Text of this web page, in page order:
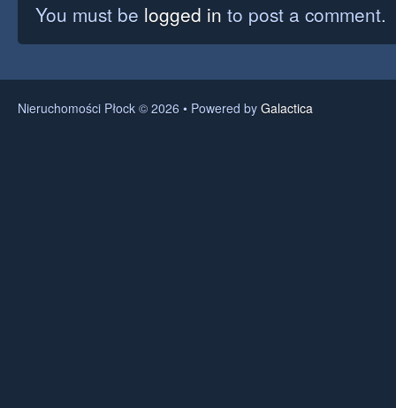
You must be logged in to post a comment.
Nieruchomości Płock © 2026 • Powered by Galactica